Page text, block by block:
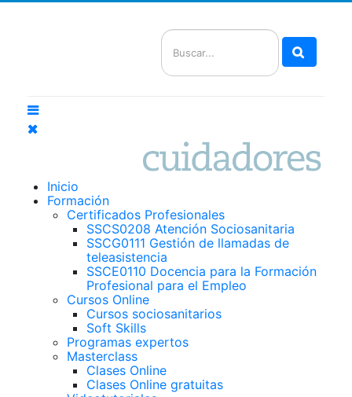
Inicio
Formación
Certificados Profesionales
SSCS0208 Atención Sociosanitaria
SSCG0111 Gestión de llamadas de
teleasistencia
SSCE0110 Docencia para la Formación
Profesional para el Empleo
Cursos Online
Cursos sociosanitarios
Soft Skills
Programas expertos
Masterclass
Clases Online
Clases Online gratuitas